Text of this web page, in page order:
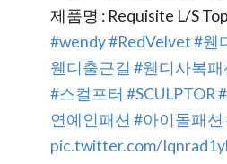
제품명 : Requisite L/S Top
#wendy#RedVelvet#웬
웬디출근길 #웬디사복패
#스컬프터 #SCULPTOR
연예인패션 #아이돌패션
pic.twitter.com/